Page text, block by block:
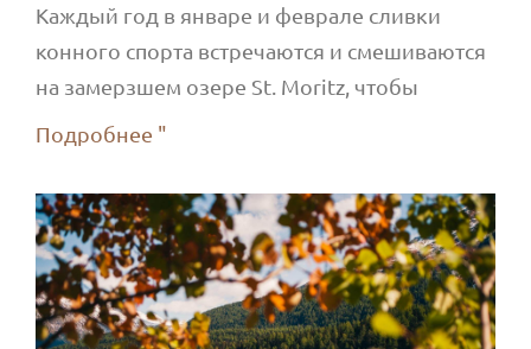
Каждый год в январе и феврале сливки
конного спорта встречаются и смешиваются
на замерзшем озере St. Moritz, чтобы
Подробнее "